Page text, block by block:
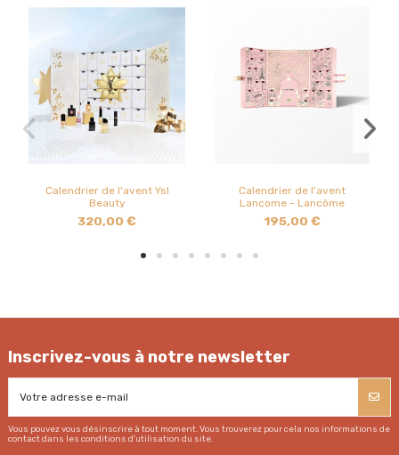
Calendrier de l'avent Ysl
Beauty
320,00 €
Calendrier de l'avent
Lancome - Lancôme
195,00 €
Inscrivez-vous à notre newsletter
Vous pouvez vous désinscrire à tout moment. Vous trouverez pour cela nos informations de
contact dans les conditions d'utilisation du site.